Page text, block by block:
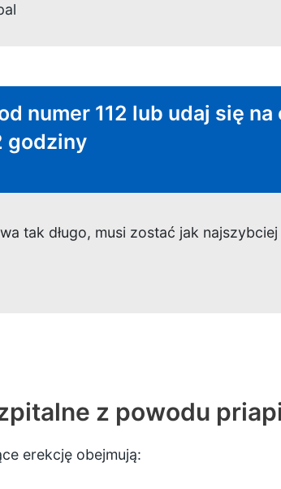
natychmiastowe działanie:
numer 112 lub udaj się
godziny
tak długo, musi zostać jak
z powodu
erekcję obejmują: